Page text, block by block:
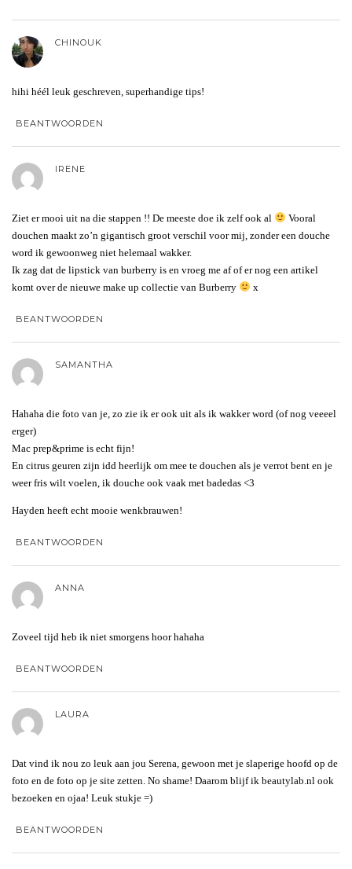
CHINOUK
hihi héél leuk geschreven, superhandige tips!
BEANTWOORDEN
IRENE
Ziet er mooi uit na die stappen !! De meeste doe ik zelf ook al
Vooral
douchen maakt zo’n gigantisch groot verschil voor mij, zonder een douche
word ik gewoonweg niet helemaal wakker.
Ik zag dat de lipstick van burberry is en vroeg me af of er nog een artikel
komt over de nieuwe make up collectie van Burberry
x
BEANTWOORDEN
SAMANTHA
Hahaha die foto van je, zo zie ik er ook uit als ik wakker word (of nog veeeel
erger)
Mac prep&prime is echt fijn!
En citrus geuren zijn idd heerlijk om mee te douchen als je verrot bent en je
weer fris wilt voelen, ik douche ook vaak met badedas <3
Hayden heeft echt mooie wenkbrauwen!
BEANTWOORDEN
ANNA
Zoveel tijd heb ik niet smorgens hoor hahaha
BEANTWOORDEN
LAURA
Dat vind ik nou zo leuk aan jou Serena, gewoon met je slaperige hoofd op de
foto en de foto op je site zetten. No shame! Daarom blijf ik beautylab.nl ook
bezoeken en ojaa! Leuk stukje =)
BEANTWOORDEN